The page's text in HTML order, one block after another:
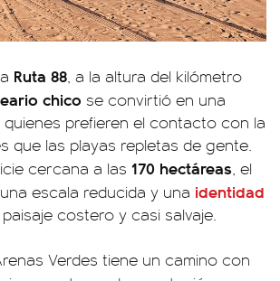
Ruta 88, a la altura del kilómetro
chico se convirtió en una
prefieren el contacto con la
que las playas repletas de gente.
cercana a las 170 hectáreas, el
escala reducida y una identidad
costero y casi salvaje.
Verdes tiene un camino con